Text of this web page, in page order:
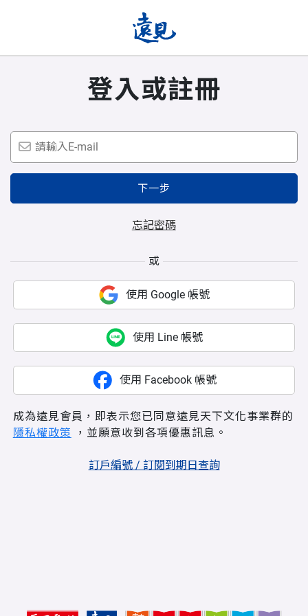
登入或註冊
下一步
忘記密碼
或
使用 Google 帳號
使用 Line 帳號
使用 Facebook 帳號
成為遠見會員，即表示您已同意遠見天下文化事業群的
隱私權政策 ，並願意收到各項優惠訊息。
訂戶編號 / 訂閱到期日查詢